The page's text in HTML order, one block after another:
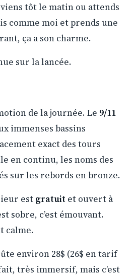
tôt le matin ou attends
comme moi et prends une
ça a son charme.
sur la lancée.
de la journée. Le 9/11
immenses bassins
exact des tours
en continu, les noms des
sur les rebords en bronze.
est gratuit et ouvert à
sobre, c’est émouvant.
calme.
environ 28$ (26$ en tarif
très immersif, mais c’est